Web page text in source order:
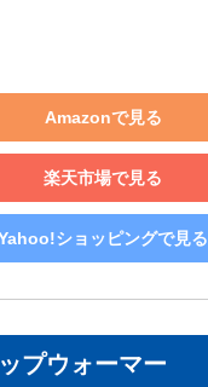
Amazonで見る
楽天市場で見る
ショッピングで見る
プウォーマー